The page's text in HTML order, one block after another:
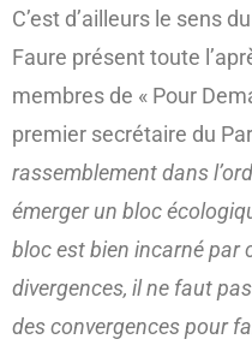
C’est d’ailleurs le sens
Faure présent toute
membres de « Pour
premier secrétaire du
rassemblement dans
émerger un bloc
bloc est bien incarné par
divergences, il ne faut
des convergences pour